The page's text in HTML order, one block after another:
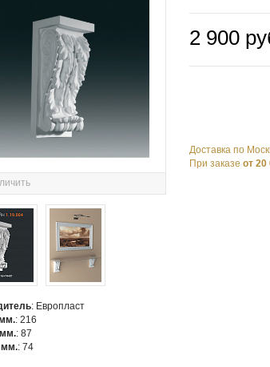
2 900
Доставка по
При заказе от 20
: Европласт
: 216
: 87
мм.: 74